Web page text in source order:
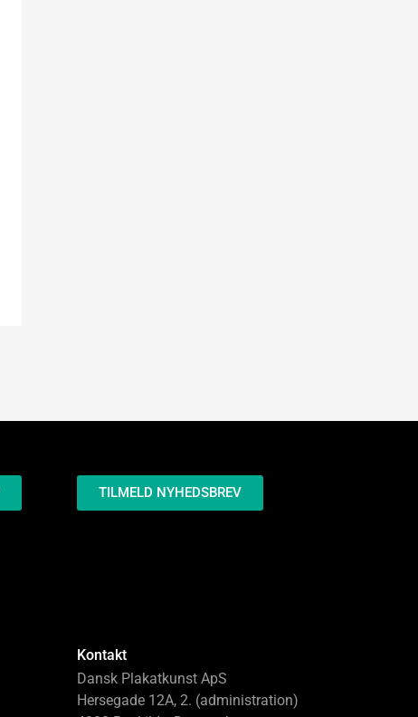
TILMELD NYHEDSBREV
Kontakt
Dansk Plakatkunst ApS
Hersegade 12A, 2. (administration)